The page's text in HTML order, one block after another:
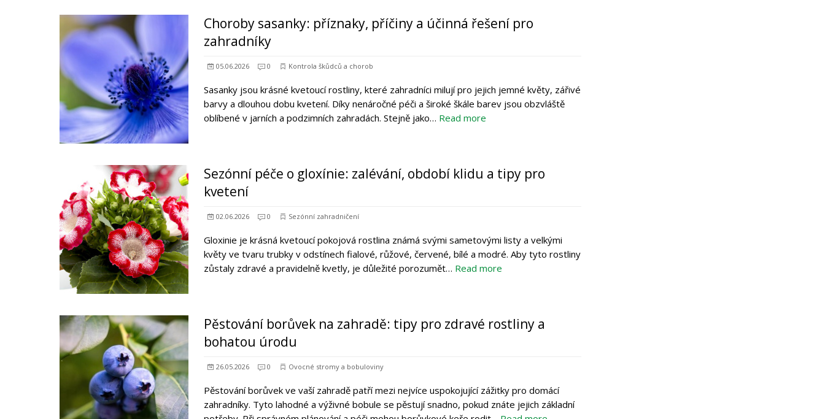
Choroby sasanky: příznaky, příčiny a účinná řešení pro
zahradníky
05.06.2026 0 Kontrola škůdců a chorob
Sasanky jsou krásné kvetoucí rostliny, které zahradníci milují pro jejich jemné květy, zářivé
barvy a dlouhou dobu kvetení. Díky nenáročné péči a široké škále barev jsou obzvláště
oblíbené v jarních a podzimních zahradách. Stejně jako… Read more
Sezónní péče o gloxínie: zalévání, období klidu a tipy pro
kvetení
02.06.2026 0 Sezónní zahradničení
Gloxinie je krásná kvetoucí pokojová rostlina známá svými sametovými listy a velkými
květy ve tvaru trubky v odstínech fialové, růžové, červené, bílé a modré. Aby tyto rostliny
zůstaly zdravé a pravidelně kvetly, je důležité porozumět… Read more
Pěstování borůvek na zahradě: tipy pro zdravé rostliny a
bohatou úrodu
26.05.2026 0 Ovocné stromy a bobuloviny
Pěstování borůvek ve vaší zahradě patří mezi nejvíce uspokojující zážitky pro domácí
zahradníky. Tyto lahodné a výživné bobule se pěstují snadno, pokud znáte jejich základní